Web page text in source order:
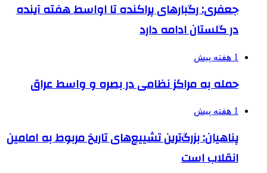
جعفری: رگبارهای پراکنده تا اواسط هفته آینده
در گلستان ادامه دارد
1 هفته پیش
حمله به مراکز نظامی در بصره و واسط عراق
1 هفته پیش
پناهیان: بزرگ‌ترین تشییع‌های تاریخ مربوط به امامین
انقلاب است